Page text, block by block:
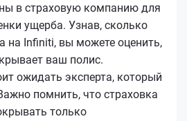
в страховую компанию для
ущерба. Узнав, сколько
на Infiniti, вы можете оценить,
ваш полис.
ожидать эксперта, который
помнить, что страховка
только